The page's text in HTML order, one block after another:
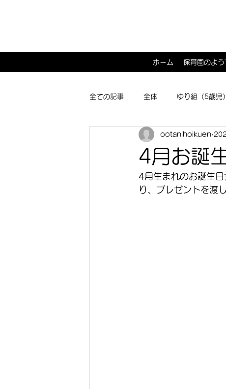
ホーム 保育園のよう
全ての記事 全体 ゆり組（5歳児）
ひよこ１･２組（0･1歳児） 子
4月お誕
ootanihoikuen
4月生まれのお誕生
り、プレゼントを渡